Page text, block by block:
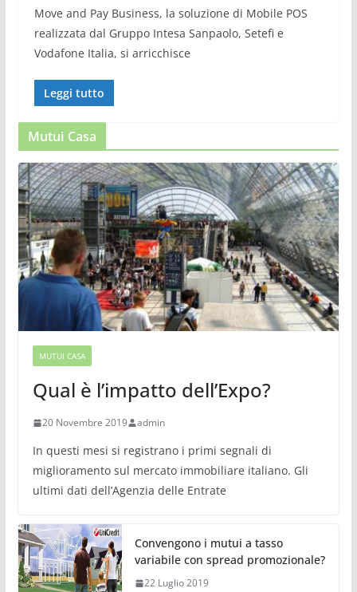
Move and Pay Business, la soluzione di Mobile POS
realizzata dal Gruppo Intesa Sanpaolo, Setefi e
Vodafone Italia, si arricchisce
Leggi tutto
Mutui Casa
MUTUI CASA
Qual è l’impatto dell’Expo?
20 Novembre 2019 admin
In questi mesi si registrano i primi segnali di
miglioramento sul mercato immobiliare italiano. Gli
ultimi dati dell’Agenzia delle Entrate
Convengono i mutui a tasso
variabile con spread promozionale?
22 Luglio 2019